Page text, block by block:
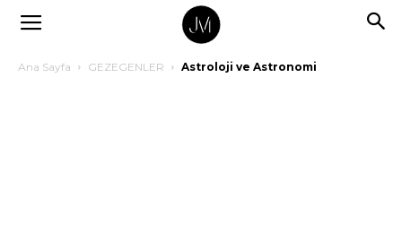
Ana Sayfa GEZEGENLER Astroloji ve Astronomi